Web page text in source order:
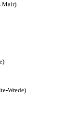
Mair)
Wrede)